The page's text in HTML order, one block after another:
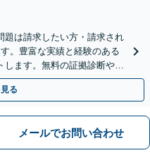
題は請求したい方・請求され
。豊富な実績と経験のある
します。無料の証拠診断や着
ご相談ください。
る
メールでお問い合わせ